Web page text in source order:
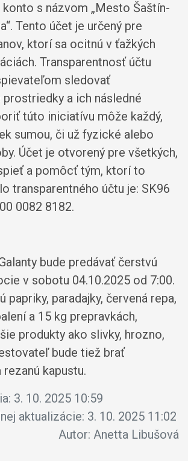
s názvom „Mesto Šaštín-
Tento účet je určený pre
ktorí sa ocitnú v ťažkých
Transparentnosť účtu
sledovať
a ich následné
túto iniciatívu môže každý,
sumou, či už fyzické alebo
Účet je otvorený pre všetkých,
a pomôcť tým, ktorí to
transparentného účtu je: SK96
0082 8182.
bude predávať čerstvú
v sobotu 04.10.2025 od 7:00.
papriky, paradajky, červená repa,
a 15 kg prepravkách,
produkty ako slivky, hrozno,
bude tiež brať
rezanú kapustu.
3. 10. 2025 10:59
aktualizácie: 3. 10. 2025 11:02
Autor: Anetta Libušová